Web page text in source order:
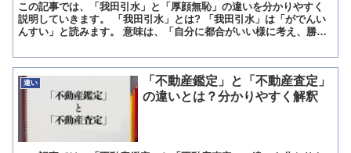
この記事では、「我田引水」と「厚顔無恥」の違いを分かりやすく
説明していきます。 「我田引水」とは? 「我田引水」は「がでんい
んすい」と読みます。 意味は、「自分に都合がいい様に考え、勝手
違い
「不動産鑑定」と「不動産査定」
の違いとは？分かりやすく解釈